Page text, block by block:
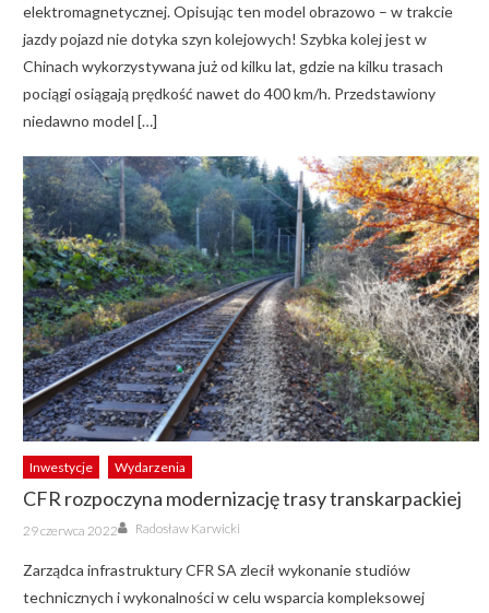
elektromagnetycznej. Opisując ten model obrazowo – w trakcie
jazdy pojazd nie dotyka szyn kolejowych! Szybka kolej jest w
Chinach wykorzystywana już od kilku lat, gdzie na kilku trasach
pociągi osiągają prędkość nawet do 400 km/h. Przedstawiony
niedawno model […]
Inwestycje Wydarzenia
CFR rozpoczyna modernizację trasy transkarpackiej
Posted
on
29 czerwca 2022 Author
Radosław Karwicki
Zarządca infrastruktury CFR SA zlecił wykonanie studiów
technicznych i wykonalności w celu wsparcia kompleksowej